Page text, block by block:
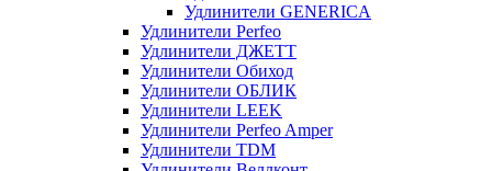
Удлинители GENERICA
Удлинители Perfeo
Удлинители ДЖЕТТ
Удлинители Обиход
Удлинители ОБЛИК
Удлинители LEEK
Удлинители Perfeo Amper
Удлинители TDM